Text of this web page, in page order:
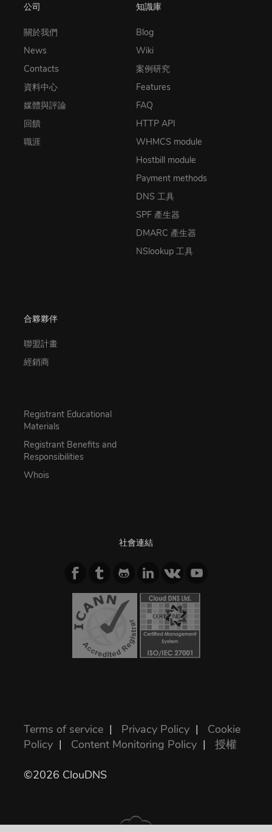
公司
關於我們
News
Contacts
資料中心
媒體與評論
回饋
職涯
知識庫
Blog
Wiki
案例研究
Features
FAQ
HTTP API
WHMCS module
Hostbill module
Payment methods
DNS 工具
SPF 產生器
DMARC 產生器
NSlookup 工具
合夥夥伴
聯盟計畫
經銷商
Registrant Educational
Materials
Registrant Benefits and
Responsibilities
Whois
社會連結
Terms of service | Privacy Policy | Cookie
Policy | Content Monitoring Policy | 授權
©2026 ClouDNS